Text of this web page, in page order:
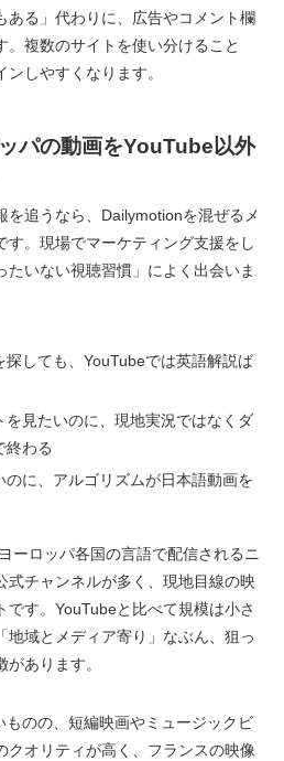
ある」代わりに、広告やコメント欄
複数のサイトを使い分けること
しやすくなります。
パの動画をYouTube以外
を追うなら、Dailymotionを混ぜるメ
す。現場でマーケティング支援をし
たいない視聴習慣」によく出会いま
探しても、YouTubeでは英語解説ば
を見たいのに、現地実況ではなくダ
終わる
のに、アルゴリズムが日本語動画を
ーロッパ各国の言語で配信されるニ
式チャンネルが多く、現地目線の映
す。YouTubeと比べて規模は小さ
地域とメディア寄り」なぶん、狙っ
あります。
のの、短編映画やミュージックビ
クオリティが高く、フランスの映像